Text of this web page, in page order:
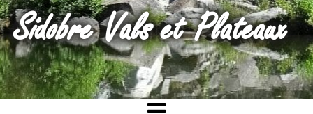
Sidobre Vals et Plateaux